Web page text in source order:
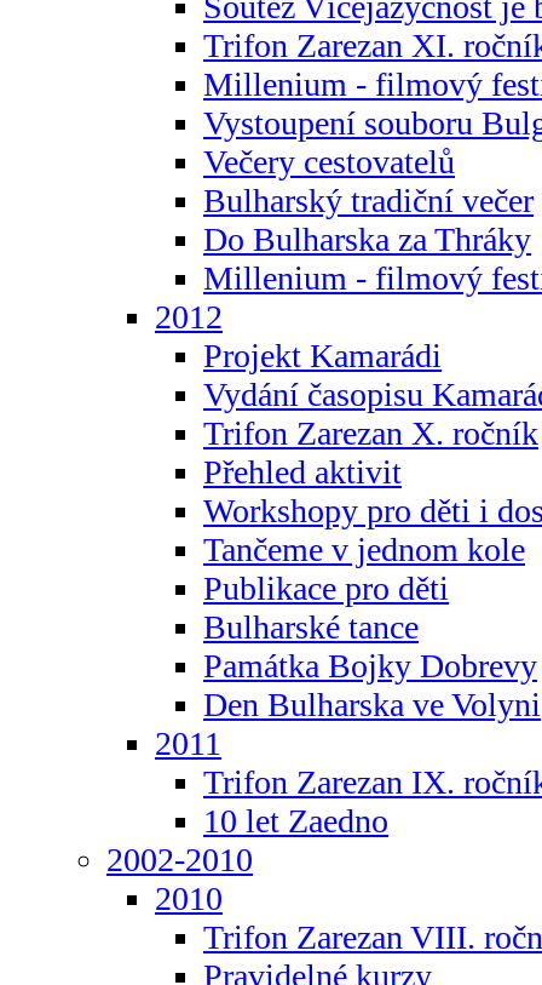
Trifon Zarezan XI.
Millenium - filmový
Vystoupení souboru
Večery cestovatelů
Bulharský tradiční večer
Do Bulharska za Thráky
Millenium - filmový
2012
Projekt Kamarádi
Vydání časopisu
Trifon Zarezan X. ročník
Přehled aktivit
Workshopy pro děti i
Tančeme v jednom kole
Publikace pro děti
Bulharské tance
Památka Bojky Dobrevy
Den Bulharska ve Volyni
2011
Trifon Zarezan IX.
10 let Zaedno
2002-2010
2010
Trifon Zarezan VIII.
Pravidelné kurzy